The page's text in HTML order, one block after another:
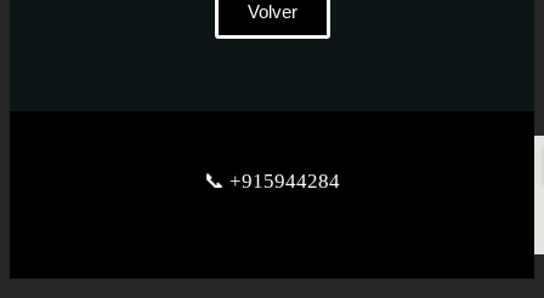
Volver
📞 +915944284